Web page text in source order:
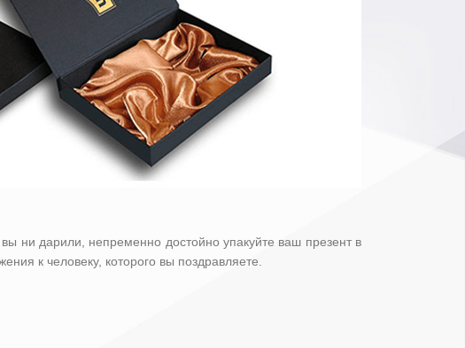
ни дарили, непременно достойно упакуйте ваш презент в
к человеку, которого вы поздравляете.